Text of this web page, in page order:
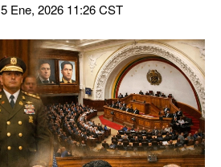
5 Ene, 2026 11:26 CST